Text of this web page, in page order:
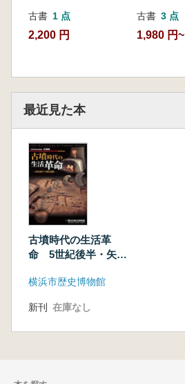
古書 1 点
2,200 円
古書 3 点
1,980 円~
最近見た本
古墳時代の生活革
命 5世紀後半・矢崎
横浜市歴史博物館
新刊 在庫なし